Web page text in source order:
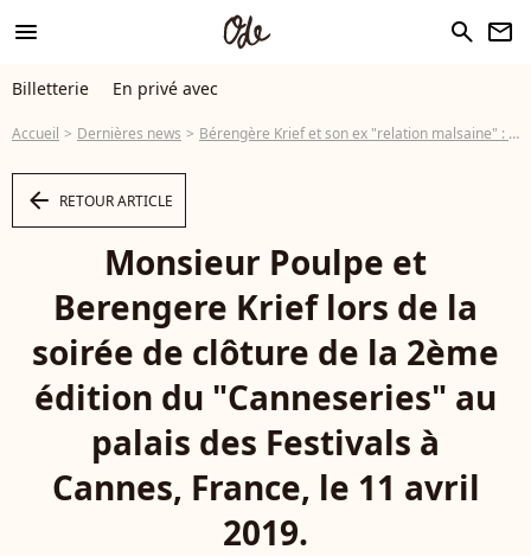
menu search newsletter
Billetterie En privé avec
Accueil Dernières news Bérengère Krief et son ex "relation malsaine" : "un tournant dans ma vie"
arrow_left RETOUR ARTICLE
Monsieur Poulpe et
Berengere Krief lors de la
soirée de clôture de la 2ème
édition du "Canneseries" au
palais des Festivals à
Cannes, France, le 11 avril
2019.